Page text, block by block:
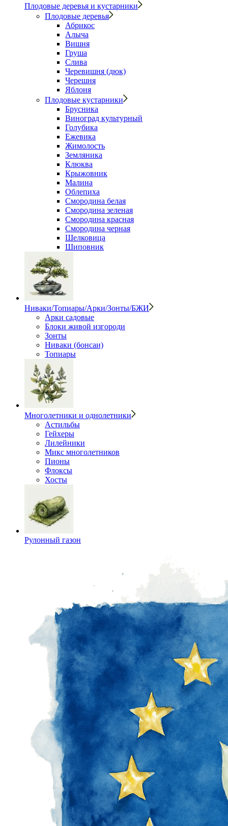
Плодовые деревья и кустарники
Плодовые деревья
Абрикос
Алыча
Вишня
Груша
Слива
Черевишня (дюк)
Черешня
Яблоня
Плодовые кустарники
Брусника
Виноград культурный
Голубика
Ежевика
Жимолость
Земляника
Клюква
Крыжовник
Малина
Облепиха
Смородина белая
Смородина зеленая
Смородина красная
Смородина черная
Шелковица
Шиповник
Ниваки/Топиары/Арки/Зонты/БЖИ
Арки садовые
Блоки живой изгороди
Зонты
Ниваки (бонсаи)
Топиары
Многолетники и однолетники
Астильбы
Гейхеры
Лилейники
Микс многолетников
Пионы
Флоксы
Хосты
Рулонный газон